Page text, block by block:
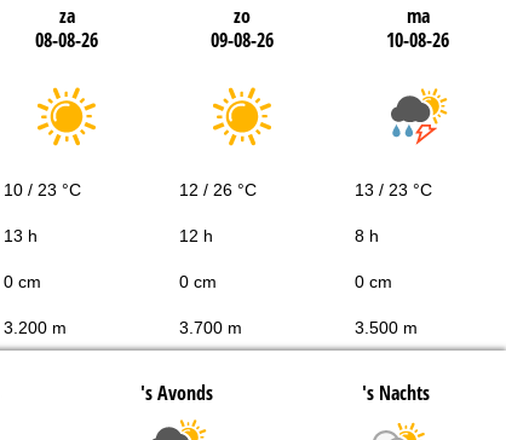
za
08-08-26
zo
09-08-26
ma
10-08-26
10 / 23 °C 12 / 26 °C 13 / 23 °C
13 h 12 h 8 h
0 cm 0 cm 0 cm
3.200 m 3.700 m 3.500 m
's Avonds 's Nachts